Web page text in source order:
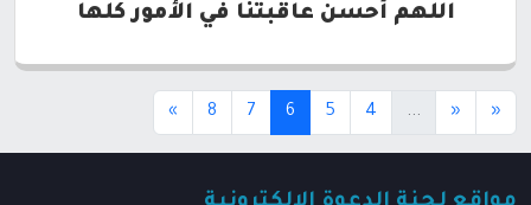
اللهم أحسن عاقبتنا في الأمور كلها
«
«
...
4
5
6
(current)
7
8
»